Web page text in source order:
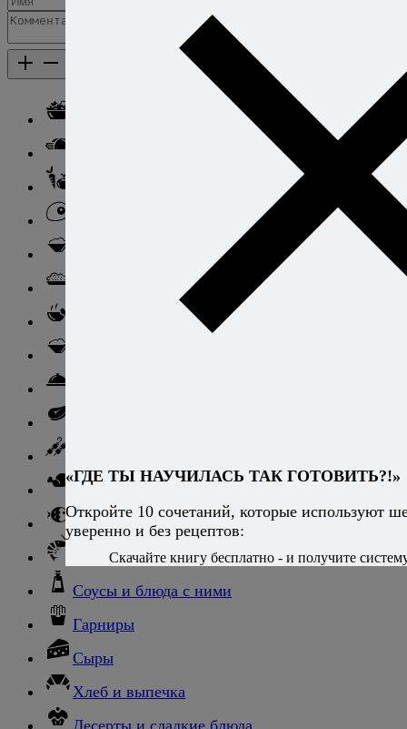
Добавить комментарий
Каталог рецептов
Птица и дичь
Рыба
Морепродукты
Соусы и блюда с ними
Гарниры
Сыры
Хлеб и выпечка
Десерты и сладкие блюда
«ГДЕ ТЫ НАУЧИЛАСЬ ТАК ГОТОВИТЬ?!»
Откройте 10 сочетаний, которые используют
уверенно и без рецептов:
Скачайте книгу бесплатно - и получите